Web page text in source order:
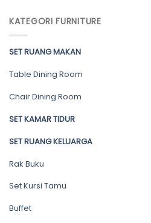
KATEGORI FURNITURE
SET RUANG MAKAN
Table Dining Room
Chair Dining Room
SET KAMAR TIDUR
SET RUANG KELUARGA
Rak Buku
Set Kursi Tamu
Buffet